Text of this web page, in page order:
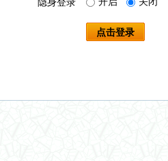
隐身登录
点击登录